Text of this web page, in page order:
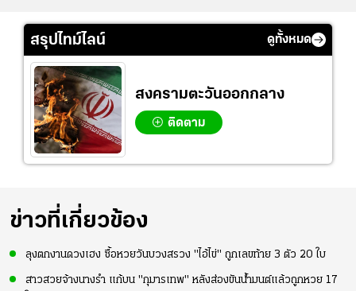
สรุปไทม์ไลน์ ดูทั้งหมด
สงครามตะวันออกกลาง
ติดตาม
ข่าวที่เกี่ยวข้อง
ลุงตกงานดวงเฮง ซื้อหวยวันบวงสรวง "ไอ้ไข่" ถูกเลขท้าย 3 ตัว 20 ใบ
สาวสวยจ้างนางรำ แก้บน "กุมารเทพ" หลังส่องขันน้ำมนต์แล้วถูกหวย 17